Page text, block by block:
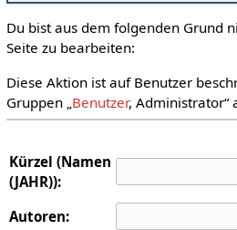
Du bist aus dem folgenden Grund
Seite zu bearbeiten:
Diese Aktion ist auf Benutzer
Gruppen „ Benutzer, Administrator“
Kürzel (Namen
(JAHR)):
Autoren: